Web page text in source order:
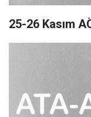
25-26 Kasım